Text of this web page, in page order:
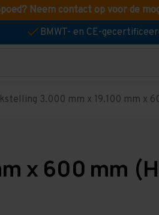
Neem contact op voor de
BMWT- en CE-
3.000 mm x 19.100 mm x
x 600 mm